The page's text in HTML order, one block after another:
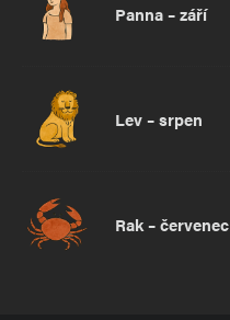
Panna – září
Lev – srpen
Rak – červenec